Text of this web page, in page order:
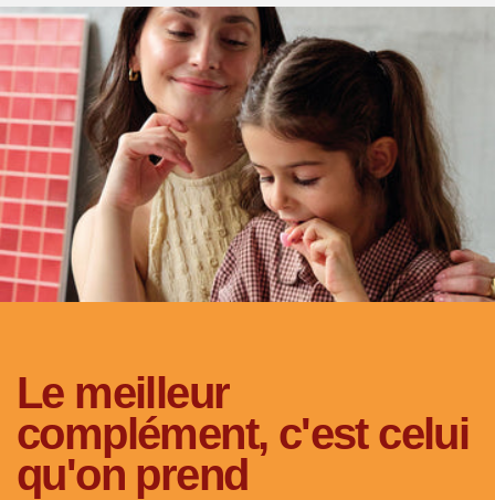
Le meilleur
complément, c'est celui
qu'on prend